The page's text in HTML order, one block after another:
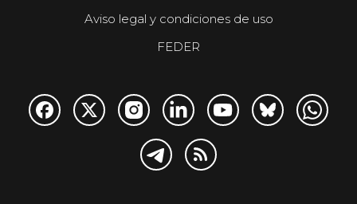
Aviso legal y condiciones de uso
FEDER